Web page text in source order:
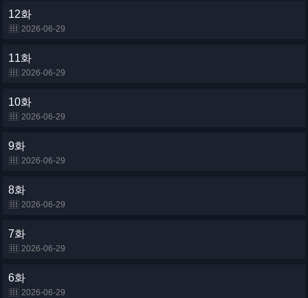
12화
2026-06-29
11화
2026-06-29
10화
2026-06-29
9화
2026-06-29
8화
2026-06-29
7화
2026-06-29
6화
2026-06-29